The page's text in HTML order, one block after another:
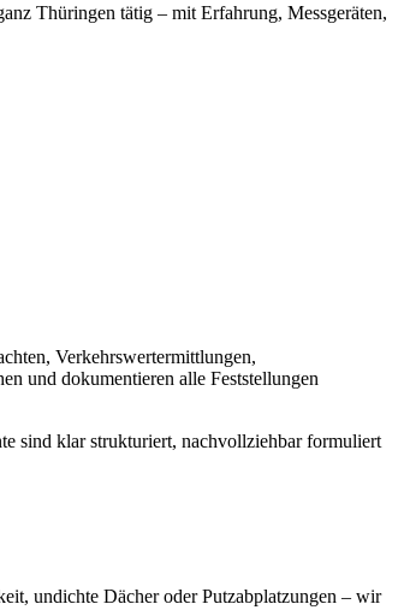
Thüringen tätig – mit Erfahrung, Messgeräten,
Verkehrswertermittlungen,
und dokumentieren alle Feststellungen
sind klar strukturiert, nachvollziehbar formuliert
undichte Dächer oder Putzabplatzungen – wir